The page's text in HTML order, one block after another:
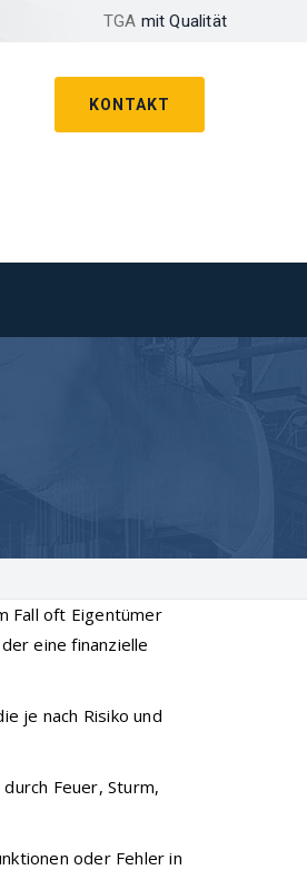
TGA mit Qualität
KONTAKT
Fall oft Eigentümer
eine finanzielle
je nach Risiko und
Feuer, Sturm,
oder Fehler in